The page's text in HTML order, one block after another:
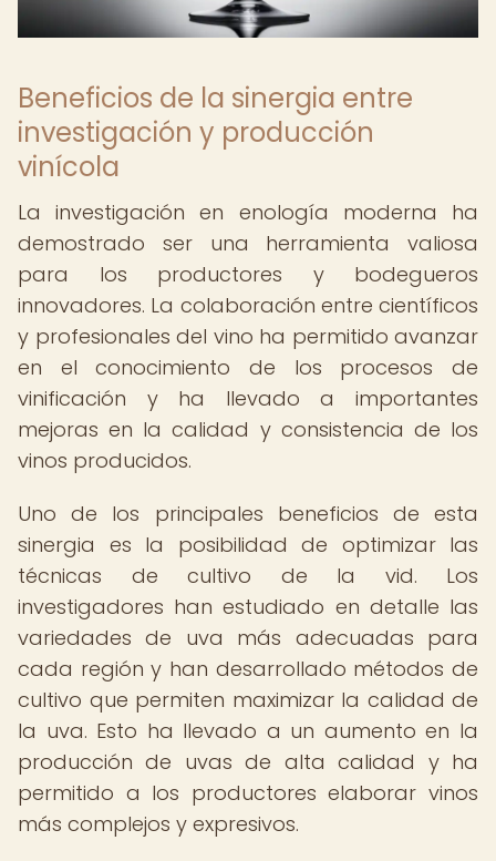
Beneficios de la sinergia entre
investigación y producción
vinícola
La investigación en enología moderna ha
demostrado ser una herramienta valiosa
para los productores y bodegueros
innovadores. La colaboración entre científicos
y profesionales del vino ha permitido avanzar
en el conocimiento de los procesos de
vinificación y ha llevado a importantes
mejoras en la calidad y consistencia de los
vinos producidos.
Uno de los principales beneficios de esta
sinergia es la posibilidad de optimizar las
técnicas de cultivo de la vid. Los
investigadores han estudiado en detalle las
variedades de uva más adecuadas para
cada región y han desarrollado métodos de
cultivo que permiten maximizar la calidad de
la uva. Esto ha llevado a un aumento en la
producción de uvas de alta calidad y ha
permitido a los productores elaborar vinos
más complejos y expresivos.